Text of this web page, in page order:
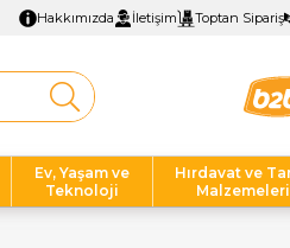
Hakkımızda İletişim Toptan Sipariş
Ev, Yaşam ve
Teknoloji
Hırdavat ve
Malzemeleri